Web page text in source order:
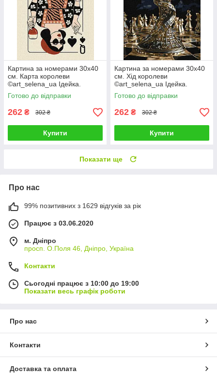
Картина за номерами 30х40
см. Карта королеви
©art_selena_ua Ідейка.
KHO5205
Готово до відправки
262 ₴ 302 ₴
Купити
Картина за номерами 30х40
см. Хід королеви
©art_selena_ua Ідейка.
KHO8560
Готово до відправки
262 ₴ 302 ₴
Купити
Показати ще
Про нас
99% позитивних з 1629 відгуків за рік
Працює з 03.06.2020
м. Дніпро
просп. О.Поля 46, Дніпро, Україна
Контакти
Сьогодні працює з 10:00 до 19:00
Показати весь графік роботи
Про нас
Контакти
Доставка та оплата